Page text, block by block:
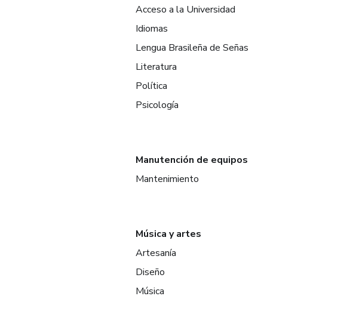
Acceso a la Universidad
Idiomas
Lengua Brasileña de Señas
Literatura
Política
Psicología
Manutención de equipos
Mantenimiento
Música y artes
Artesanía
Diseño
Música